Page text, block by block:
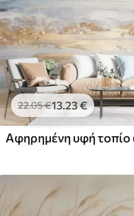
22.05€13.23€